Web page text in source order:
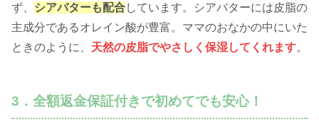
ず、
シアバターも配合しています。シアバターには皮脂の
主成分であるオレイン酸が豊富。ママのおなかの中にいた
ときのように、 天然の皮脂でやさしく保湿してくれます。
3．全額返金保証付きで初めてでも安心！